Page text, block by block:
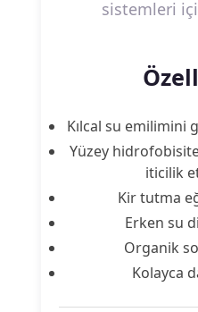
sistemleri
Kılcal su emilimini
Yüzey
iticilik
Kir tutma
Erken su
Organik
Kolayca